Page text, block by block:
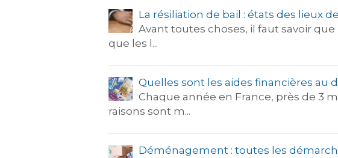
La résiliation de bail : états des lieux
Avant toutes choses, il faut savoir
que les l...
Quelles sont les aides financières au
Chaque année en France, près de 3
raisons sont m...
Déménagement : toutes les